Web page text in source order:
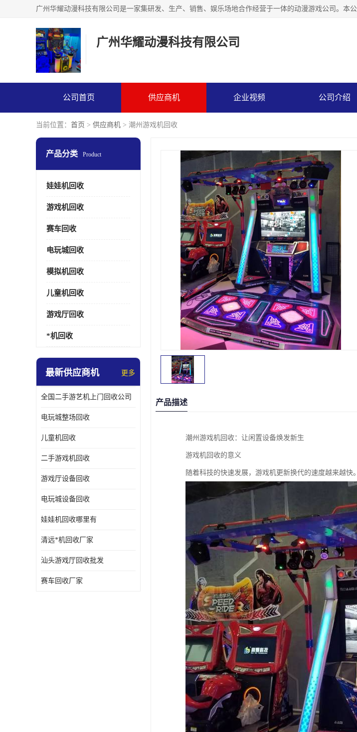
广州华耀动漫科技有限公司
公司首页 供应商机 企业视频 公司介绍
当前位置： 首页 > 供应商机 > 潮州游戏机回收
产品分类 Product
娃娃机回收
游戏机回收
赛车回收
电玩城回收
模拟机回收
儿童机回收
游戏厅回收
*机回收
最新供应商机 更多
全国二手游艺机上门回收公司
电玩城整场回收
儿童机回收
二手游戏机回收
游戏厅设备回收
电玩城设备回收
娃娃机回收哪里有
清远*机回收厂家
汕头游戏厅回收批发
赛车回收厂家
产品描述
潮州游戏机回收：让闲置设备焕发新生
游戏机回收的意义
随着科技的快速发展，游戏机更新换代的速度越来越快。